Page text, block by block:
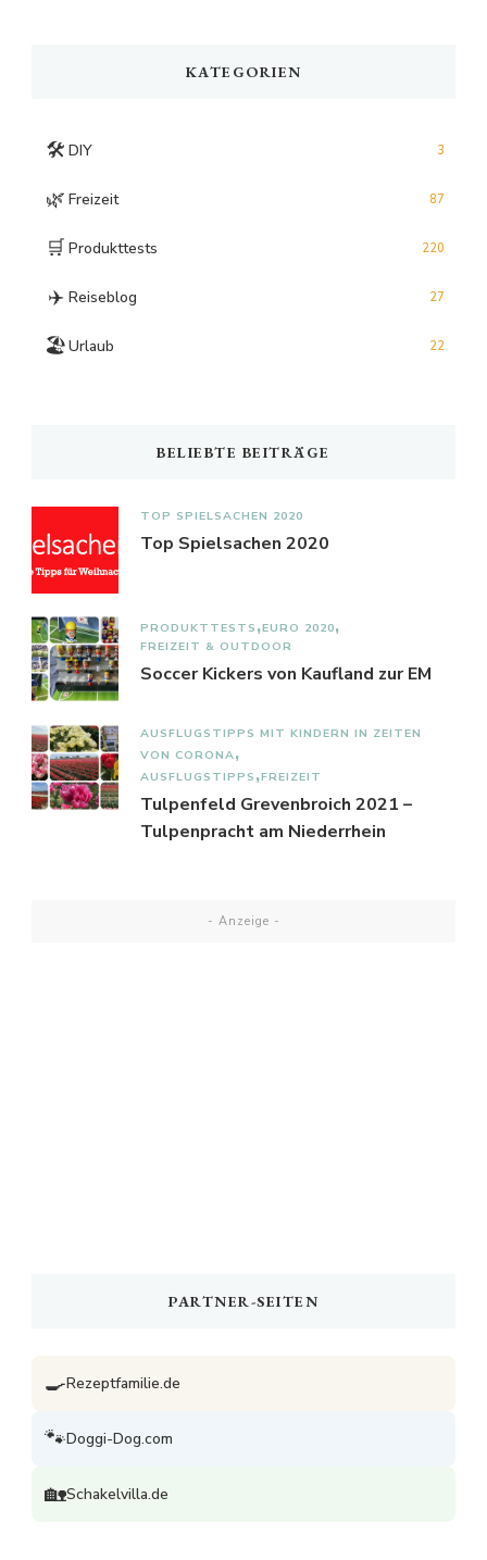
KATEGORIEN
🛠️ DIY 3
🌿 Freizeit 87
🛒 Produkttests 220
✈️ Reiseblog 27
🏖️Urlaub 22
BELIEBTE BEITRÄGE
TOP SPIELSACHEN 2020
Top Spielsachen 2020
PRODUKTTESTS EURO 2020
FREIZEIT & OUTDOOR
Soccer Kickers von Kaufland zur EM
AUSFLUGSTIPPS MIT KINDERN IN ZEITEN
VON CORONA
AUSFLUGSTIPPS FREIZEIT
Tulpenfeld Grevenbroich 2021 –
Tulpenpracht am Niederrhein
- Anzeige -
PARTNER-SEITEN
🍳Rezeptfamilie.de
🐾Doggi-Dog.com
🏡Schakelvilla.de